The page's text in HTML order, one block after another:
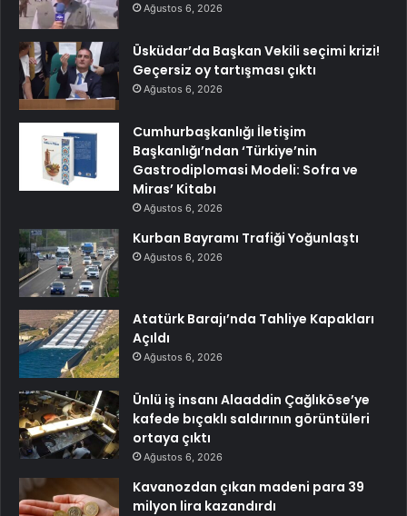
Ağustos 6, 2026
Üsküdar’da Başkan Vekili seçimi krizi!
Geçersiz oy tartışması çıktı
Ağustos 6, 2026
Cumhurbaşkanlığı İletişim
Başkanlığı’ndan ‘Türkiye’nin
Gastrodiplomasi Modeli: Sofra ve
Miras’ Kitabı
Ağustos 6, 2026
Kurban Bayramı Trafiği Yoğunlaştı
Ağustos 6, 2026
Atatürk Barajı’nda Tahliye Kapakları
Açıldı
Ağustos 6, 2026
Ünlü iş insanı Alaaddin Çağlıköse’ye
kafede bıçaklı saldırının görüntüleri
ortaya çıktı
Ağustos 6, 2026
Kavanozdan çıkan madeni para 39
milyon lira kazandırdı